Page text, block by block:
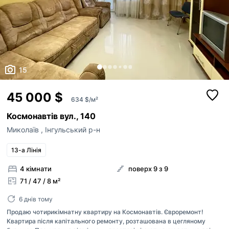
15
45 000 $ 634 $/м²
Космонавтів вул., 140
Миколаїв , Інгульський р-н
13-а Лінія
4 кімнати
71 / 47 / 8 м²
поверх 9 з 9
6 днів тому
Продаю чотирикімнатну квартиру на Космонавтів. Євроремонт!
Квартира після капітального ремонту, розташована в цегляному